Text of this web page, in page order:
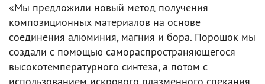
«Мы предложили новый метод получения
композиционных материалов на основе
соединения алюминия, магния и бора. Порошок мы
создали с помощью самораспространяющегося
высокотемпературного синтеза, а потом с